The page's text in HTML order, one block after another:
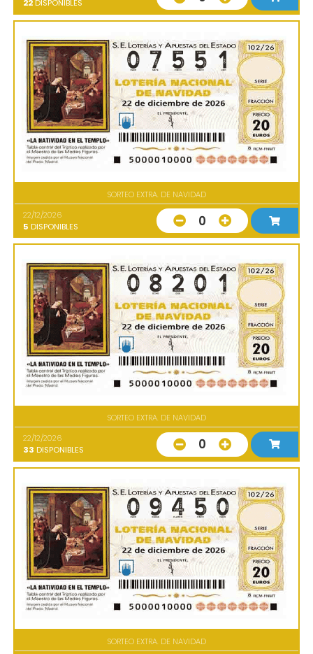
22DISPONIBLES
SORTEO EXTRA. DE NAVIDAD
22/12/2026
5 DISPONIBLES 0
SORTEO EXTRA. DE NAVIDAD
22/12/2026
33 DISPONIBLES 0
SORTEO EXTRA. DE NAVIDAD